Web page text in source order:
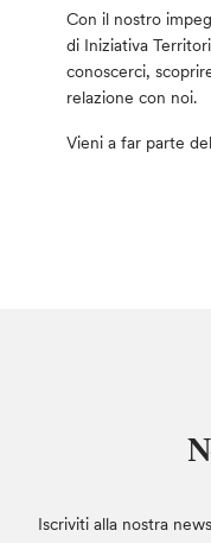
Con il nostro
di Iniziativa
conoscerci,
relazione con noi.
Vieni a far parte
Iscriviti alla nostra